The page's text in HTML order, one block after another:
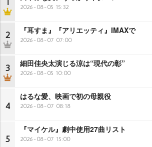
1 2026-08-05 15:32
2 『耳すま』『アリエッティ』IMAXで
2026-08-07 07:00
3 細田佳央太演じる涼は“現代の彰”
2026-08-05 10:00
4
はるな愛、映画で初の母親役
2026-08-07 08:18
5
『マイケル』劇中使用27曲リスト
2026-08-07 15:00